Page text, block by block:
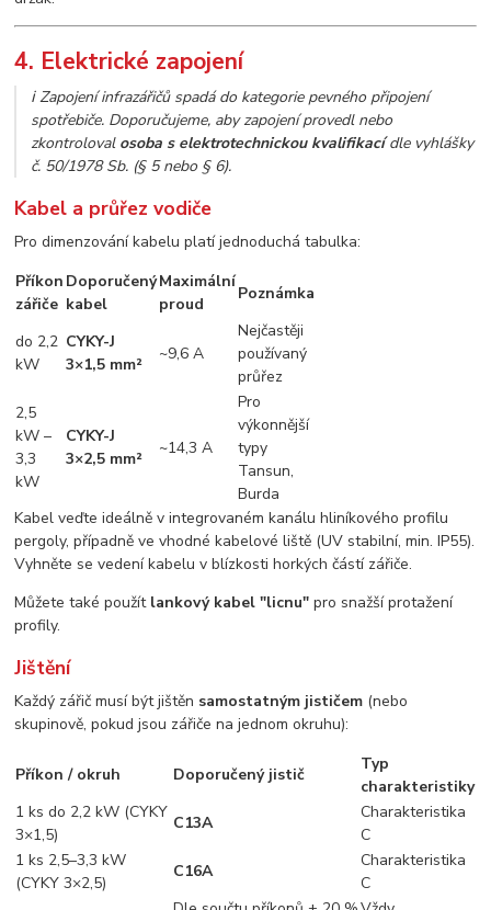
4. Elektrické zapojení
ℹ️ Zapojení infrazářičů spadá do kategorie pevného připojení
spotřebiče. Doporučujeme, aby zapojení provedl nebo
zkontroloval osoba s elektrotechnickou kvalifikacídle vyhlášky
č. 50/1978 Sb. (§ 5 nebo § 6).
Kabel a průřez vodiče
Pro dimenzování kabelu platí jednoduchá tabulka:
Příkon
zářiče
Doporučený
kabel
Maximální
proud
Poznámka
do 2,2
kW
CYKY-J
3×1,5 mm²
~9,6 A
Nejčastěji
používaný
průřez
2,5
kW –
3,3
kW
CYKY-J
3×2,5 mm²
~14,3 A
Pro
výkonnější
typy
Tansun,
Burda
Kabel veďte ideálně v integrovaném kanálu hliníkového profilu
pergoly, případně ve vhodné kabelové liště (UV stabilní, min. IP55).
Vyhněte se vedení kabelu v blízkosti horkých částí zářiče.
Můžete také použít lankový kabel "licnu" pro snažší protažení
profily.
Jištění
Každý zářič musí být jištěn samostatným jističem (nebo
skupinově, pokud jsou zářiče na jednom okruhu):
Příkon / okruh Doporučený jistič
Typ
charakteristiky
1 ks do 2,2 kW (CYKY
3×1,5)
C13A
Charakteristika
C
1 ks 2,5–3,3 kW
(CYKY 3×2,5)
C16A
Charakteristika
C